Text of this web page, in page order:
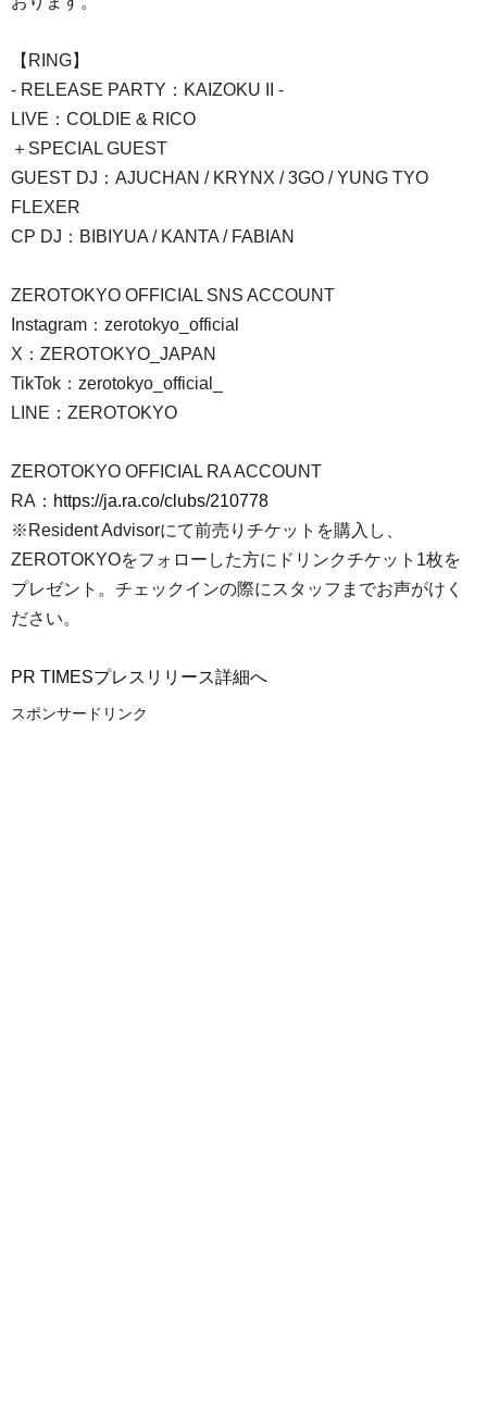
【RING】
- RELEASE PARTY：KAIZOKU II -
LIVE：COLDIE & RICO
＋SPECIAL GUEST
GUEST DJ：AJUCHAN / KRYNX / 3GO / YUNG TYO
FLEXER
CP DJ：BIBIYUA / KANTA / FABIAN
ZEROTOKYO OFFICIAL SNS ACCOUNT
Instagram：zerotokyo_official
X：ZEROTOKYO_JAPAN
TikTok：zerotokyo_official_
LINE：ZEROTOKYO
ZEROTOKYO OFFICIAL RA ACCOUNT
RA： https://ja.ra.co/clubs/210778
※Resident Advisorにて前売りチケットを購入し、
ZEROTOKYOをフォローした方にドリンクチケット1枚を
プレゼント。チェックインの際にスタッフまでお声がけく
ださい。
PR TIMESプレスリリース詳細へ
スポンサードリンク